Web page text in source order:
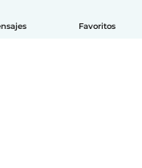
Favoritos